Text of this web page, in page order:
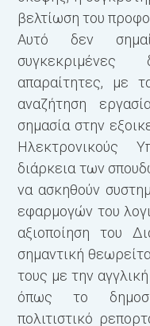
βελτίωση του
Αυτό δεν
απαραίτητες, με
αναζή­τηση
σημασία στην
Ηλεκτρονικούς
διάρκεια των
να ασκηθούν
εφαρμογών του
αξιοποίηση του
σημαντική
τους με την
όπως το
πολιτιστικό